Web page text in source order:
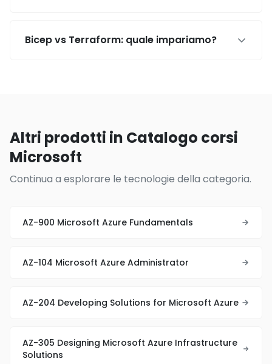
Bicep vs Terraform: quale impariamo?
Altri prodotti in Catalogo corsi
Microsoft
Continua a esplorare le tecnologie della categoria.
AZ-900 Microsoft Azure Fundamentals
AZ-104 Microsoft Azure Administrator
AZ-204 Developing Solutions for Microsoft Azure
AZ-305 Designing Microsoft Azure Infrastructure
Solutions